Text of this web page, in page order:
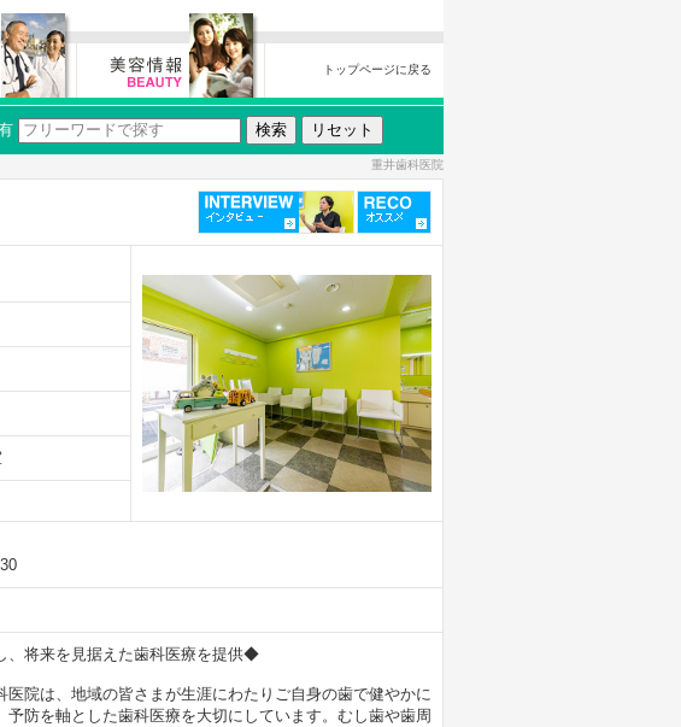
トップページに戻る
重井歯科医院
、将来を見据えた歯科医療を提供◆
医院は、地域の皆さまが生涯にわたりご自身の歯で健やかに
予防を軸とした歯科医療を大切にしています。むし歯や歯周